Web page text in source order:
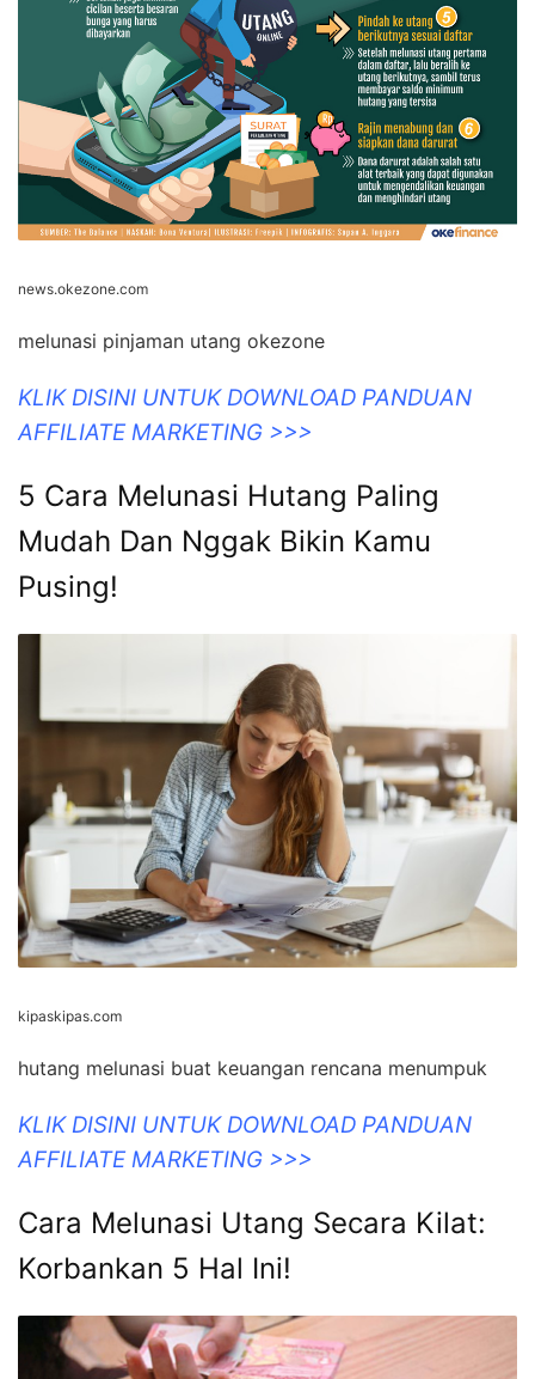
news.okezone.com
melunasi pinjaman utang okezone
KLIK DISINI UNTUK DOWNLOAD PANDUAN
AFFILIATE MARKETING >>>
5 Cara Melunasi Hutang Paling
Mudah Dan Nggak Bikin Kamu
Pusing!
kipaskipas.com
hutang melunasi buat keuangan rencana menumpuk
KLIK DISINI UNTUK DOWNLOAD PANDUAN
AFFILIATE MARKETING >>>
Cara Melunasi Utang Secara Kilat:
Korbankan 5 Hal Ini!